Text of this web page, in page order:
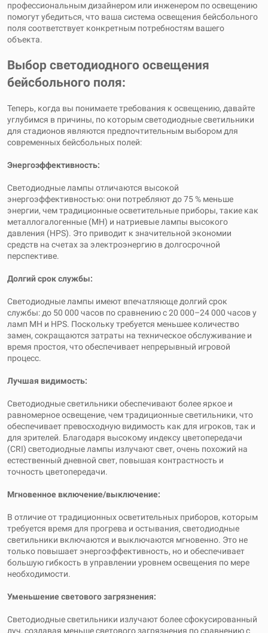
профессиональным дизайнером или инженером по освещению
помогут убедиться, что ваша система освещения бейсбольного
поля соответствует конкретным потребностям вашего
объекта.
Выбор светодиодного освещения
бейсбольного поля:
Теперь, когда вы понимаете требования к освещению, давайте
углубимся в причины, по которым светодиодные светильники
для стадионов являются предпочтительным выбором для
современных бейсбольных полей:
Энергоэффективность:
Светодиодные лампы отличаются высокой
энергоэффективностью: они потребляют до 75 % меньше
энергии, чем традиционные осветительные приборы, такие как
металлогалогенные (MH) и натриевые лампы высокого
давления (HPS). Это приводит к значительной экономии
средств на счетах за электроэнергию в долгосрочной
перспективе.
Долгий срок службы:
Светодиодные лампы имеют впечатляюще долгий срок
службы: до 50 000 часов по сравнению с 20 000–24 000 часов у
ламп MH и HPS. Поскольку требуется меньшее количество
замен, сокращаются затраты на техническое обслуживание и
время простоя, что обеспечивает непрерывный игровой
процесс.
Лучшая видимость:
Светодиодные светильники обеспечивают более яркое и
равномерное освещение, чем традиционные светильники, что
обеспечивает превосходную видимость как для игроков, так и
для зрителей. Благодаря высокому индексу цветопередачи
(CRI) светодиодные лампы излучают свет, очень похожий на
естественный дневной свет, повышая контрастность и
точность цветопередачи.
Мгновенное включение/выключение:
В отличие от традиционных осветительных приборов, которым
требуется время для прогрева и остывания, светодиодные
светильники включаются и выключаются мгновенно. Это не
только повышает энергоэффективность, но и обеспечивает
большую гибкость в управлении уровнем освещения по мере
необходимости.
Уменьшение светового загрязнения:
Светодиодные светильники излучают более сфокусированный
луч, создавая меньше светового загрязнения по сравнению с